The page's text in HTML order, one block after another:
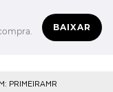
BAIXAR
PRIMEIRAMR